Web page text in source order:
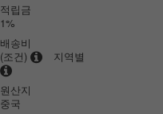
적립금
1%
배송비
(조건)
지역별
원산지
중국